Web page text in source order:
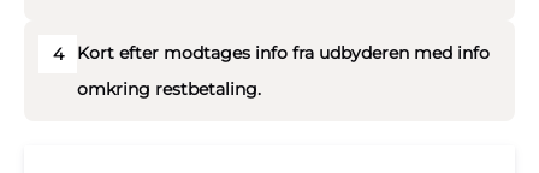
4
Kort efter modtages info fra udbyderen med info
omkring restbetaling.